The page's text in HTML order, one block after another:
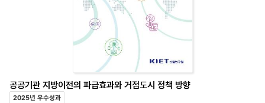
공공기관 지방이전의 파급효과와 거점도시 정책 방향
2025년 우수성과